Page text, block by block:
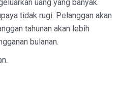
uang yang banyak.
tidak rugi. Pelanggan akan
tahunan akan lebih
bulanan.